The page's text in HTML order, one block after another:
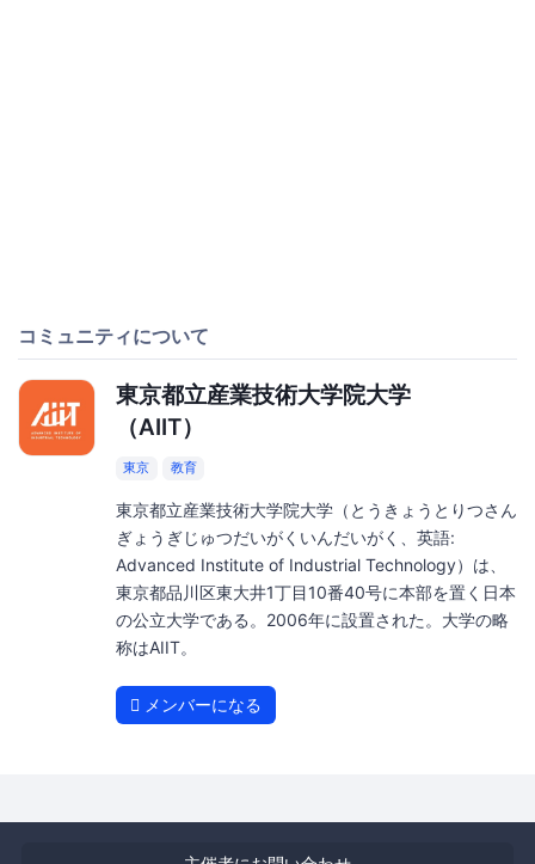
コミュニティについて
東京都立産業技術大学院大学
（AIIT）
東京 教育
東京都立産業技術大学院大学（とうきょうとりつさん
ぎょうぎじゅつだいがくいんだいがく、英語:
Advanced Institute of Industrial Technology）は、
東京都品川区東大井1丁目10番40号に本部を置く日本
の公立大学である。2006年に設置された。大学の略
称はAIIT。
メンバーになる